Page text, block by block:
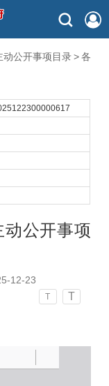
动公开事项目录 > 各
公开事项
12-23
T T